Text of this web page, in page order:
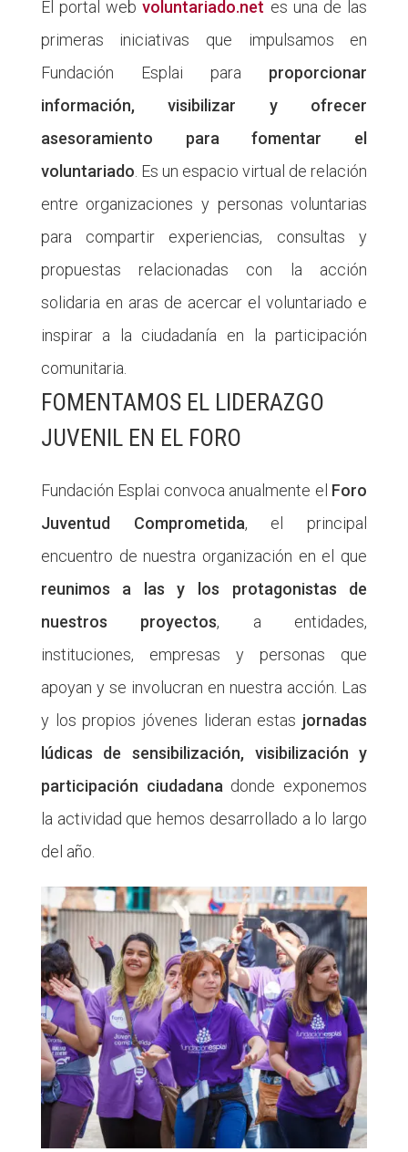
El portal webvoluntariado.net es una de las
primeras iniciativas que impulsamos en
Fundación Esplai para proporcionar
información, visibilizar y ofrecer
asesoramiento para fomentar el
voluntariado. Es un espacio virtual de relación
entre organizaciones y personas voluntarias
para compartir experiencias, consultas y
propuestas relacionadas con la acción
solidaria en aras de acercar el voluntariado e
inspirar a la ciudadanía en la participación
comunitaria.
FOMENTAMOS EL LIDERAZGO
JUVENIL EN EL FORO
Fundación Esplai convoca anualmente el Foro
Juventud Comprometida, el principal
encuentro de nuestra organización en el que
reunimos a las y los protagonistas de
nuestros proyectos, a entidades,
instituciones, empresas y personas que
apoyan y se involucran en nuestra acción. Las
y los propios jóvenes lideran estas jornadas
lúdicas de sensibilización, visibilización y
participación ciudadanadonde exponemos
la actividad que hemos desarrollado a lo largo
del año.